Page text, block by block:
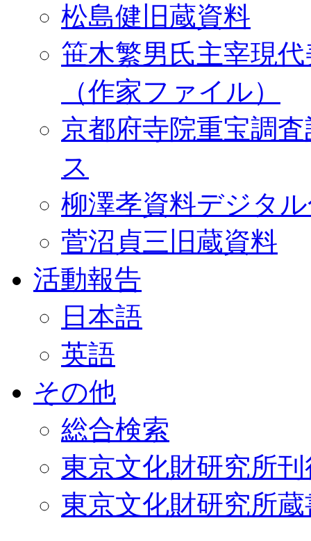
松島健旧蔵資料
笹木繁男氏主宰現
（作家ファイル）
京都府寺院重宝調
ス
柳澤孝資料デジタ
菅沼貞三旧蔵資料
活動報告
日本語
英語
その他
総合検索
東京文化財研究所
東京文化財研究所